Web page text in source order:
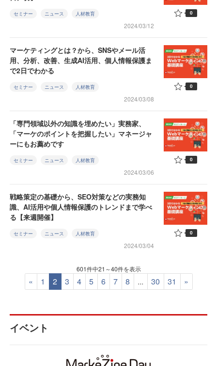
セミナー ニュース 人材教育
2024/03/12
0
マーケティングとは？から、SNSやメール活
用、分析、改善、生成AI活用、個人情報保護ま
で2日でわかる
セミナー ニュース 人材教育
2024/03/08
0
「専門領域以外の知識を埋めたい」実務家、
「マーケのポイントを把握したい」マネージャ
ーにもお薦めです
セミナー ニュース 人材教育
2024/03/06
0
戦略策定の基礎から、SEO対策などの実務知
識、AI活用や個人情報保護のトレンドまで学べ
る【来週開催】
セミナー ニュース 人材教育
2024/03/04
0
601件中21～40件を表示
« 1 2 3 4 5 6 7 8 ... 30 31 »
イベント